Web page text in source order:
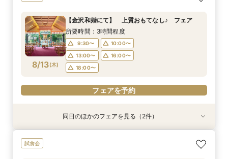
8/11(火)
16:00〜
18:00〜
フェアを予約
8/11(火)
9:30〜
10:00〜
13:00〜
16:00〜
18:00〜
フェアを予約
8/11(火)
13:00〜
16:00〜
18:00〜
フェアを予約
8/13(木)
【金沢和婚にて】 上質おもてなし♪ フェア
所要時間：3時間程度
9:30〜
10:00〜
13:00〜
16:00〜
18:00〜
フェアを予約
2026年12月までの挙式をお考えのお2人へ 宿
【少人数結婚式】貸切り可能なホテルウエディン
同日のほかのフェアを見る（2件）
試食会